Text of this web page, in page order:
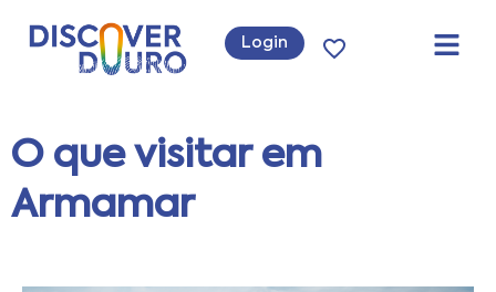
Login
O que visitar em
Armamar